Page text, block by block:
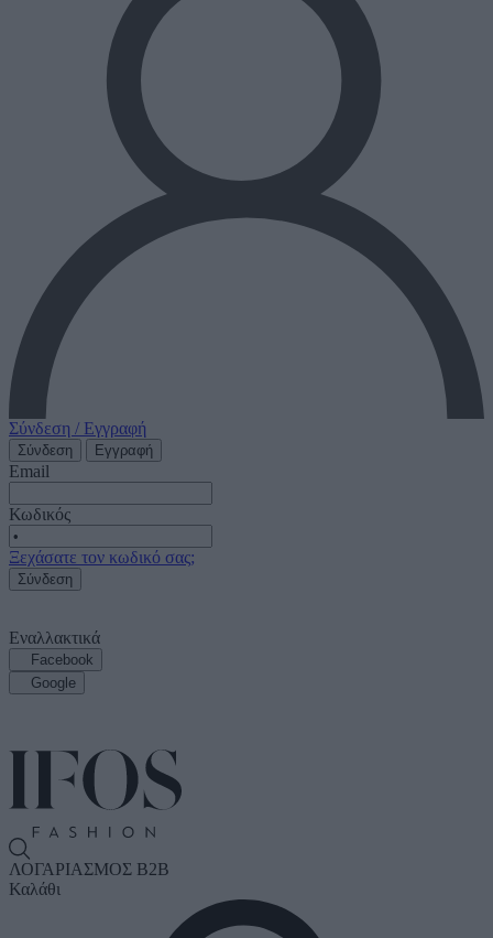
Σύνδεση / Εγγραφή
Σύνδεση Εγγραφή
Email
Κωδικός
Ξεχάσατε τον κωδικό σας;
Σύνδεση
Εναλλακτικά
Facebook
Google
ΛΟΓΑΡΙΑΣΜΟΣ B2B
Καλάθι